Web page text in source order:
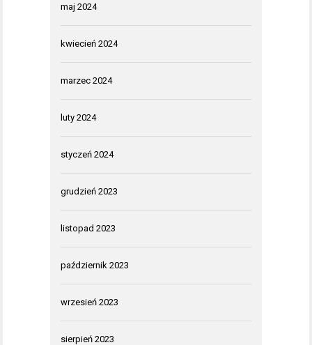
maj 2024
kwiecień 2024
marzec 2024
luty 2024
styczeń 2024
grudzień 2023
listopad 2023
październik 2023
wrzesień 2023
sierpień 2023